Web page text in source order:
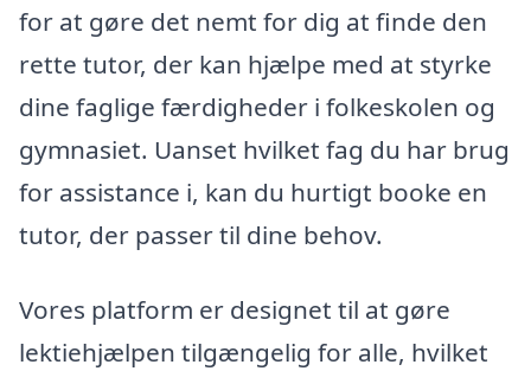
for at gøre det nemt for dig at finde den
rette tutor, der kan hjælpe med at styrke
dine faglige færdigheder i folkeskolen og
gymnasiet. Uanset hvilket fag du har brug
for assistance i, kan du hurtigt booke en
tutor, der passer til dine behov.
Vores platform er designet til at gøre
lektiehjælpen tilgængelig for alle, hvilket